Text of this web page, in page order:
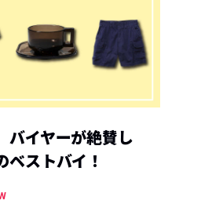
バイヤーが絶賛し
ベストバイ！